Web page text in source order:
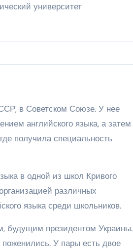
университет
в Советском Союзе. У нее
английского языка, а затем
получила специальность
в одной из школ Кривого
различных
языка среди школьников.
будущим президентом Украины.
поженились. У пары есть двое